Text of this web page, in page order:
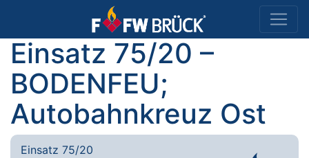
Einsatz 75/20 –
BODENFEU;
Autobahnkreuz Ost
Einsatz 75/20